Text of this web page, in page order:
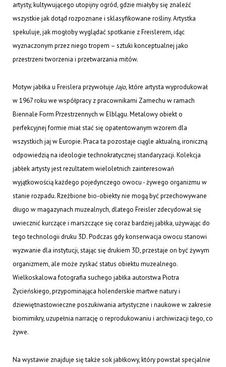
artysty, kultywującego utopijny ogród, gdzie miałyby się znaleźć
wszystkie jak dotąd rozpoznane i sklasyfikowane rośliny. Artystka
spekuluje, jak mogłoby wyglądać spotkanie z Freislerem, idąc
wyznaczonym przez niego tropem – sztuki konceptualnej jako
przestrzeni tworzenia i przetwarzania mitów.
Motyw jabłka u Freislera przywołujeJajo,które artysta wyprodukował
w 1967 roku we współpracy z pracownikami Zamechu w ramach
Biennale Form Przestrzennych w Elblągu. Metalowy obiekt o
perfekcyjnej formie miał stać się opatentowanym wzorem dla
wszystkich jaj w Europie. Praca ta pozostaje ciągle aktualną, ironiczną
odpowiedzią na ideologie technokratycznej standaryzacji. Kolekcja
jabłek artysty jest rezultatem wieloletnich zainteresowań
wyjątkowością każdego pojedynczego owocu - żywego organizmu w
stanie rozpadu. Rzeźbione bio-obiekty nie mogą być przechowywane
długo w magazynach muzealnych, dlatego Freisler zdecydował się
uwiecznić kurczące i marszczące się coraz bardziej jabłka, używając do
tego technologii druku 3D. Podczas gdy konserwacja owocu stanowi
wyzwanie dla instytucji, stając się drukiem 3D, przestaje on być żywym
organizmem, ale może zyskać status obiektu muzealnego.
Wielkoskalowa fotografia suchego jabłka autorstwa Piotra
Życieńskiego, przypominająca holenderskie martwe natury i
dziewiętnastowieczne poszukiwania artystyczne i naukowe w zakresie
biomimikry, uzupełnia narrację o reprodukowaniu i archiwizacji tego, co
żywe.
Na wystawie znajduje się także sok jabłkowy, który powstał specjalnie